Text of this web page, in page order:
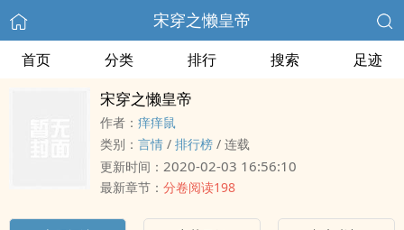
宋穿之懒皇帝
首页 分类 排行 搜索 足迹
宋穿之懒皇帝
作者： 痒痒鼠
类别： 言情 / 排行榜 / 连载
更新时间： 2020-02-03 16:56:10
最新章节： 分卷阅读198